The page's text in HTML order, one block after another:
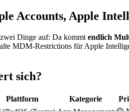
Accounts, Apple
Dinge auf: Da kommt endlich
MDM-Restrictions für Apple
sich?
Plattform Kategorie